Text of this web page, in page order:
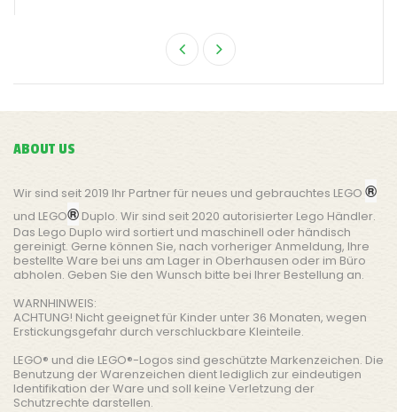
ABOUT US
Wir sind seit 2019 Ihr Partner für neues und gebrauchtes LEGO ®
und LEGO®Duplo. Wir sind seit 2020 autorisierter Lego Händler.
Das Lego Duplo wird sortiert und maschinell oder händisch
gereinigt. Gerne können Sie, nach vorheriger Anmeldung, Ihre
bestellte Ware bei uns am Lager in Oberhausen oder im Büro
abholen. Geben Sie den Wunsch bitte bei Ihrer Bestellung an.
WARNHINWEIS:
ACHTUNG! Nicht geeignet für Kinder unter 36 Monaten, wegen
Erstickungsgefahr durch verschluckbare Kleinteile.
LEGO® und die LEGO®-Logos sind geschützte Markenzeichen. Die
Benutzung der Warenzeichen dient lediglich zur eindeutigen
Identifikation der Ware und soll keine Verletzung der
Schutzrechte darstellen.